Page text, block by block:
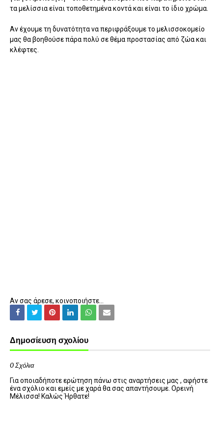
τα μελίσσια είναι τοποθετημένα κοντά και είναι το ίδιο χρώμα.
Αν έχουμε τη δυνατότητα να περιφράξουμε το μελισσοκομείο
μας θα βοηθούσε πάρα πολύ σε θέμα προστασίας από ζώα και
κλέφτες.
Αν σας άρεσε, κοινοποιήστε...
Δημοσίευση σχολίου
0 Σχόλια
Για οποιαδήποτε ερώτηση πάνω στις αναρτήσεις μας , αφήστε
ένα σχόλιο και εμείς με χαρά θα σας απαντήσουμε. Ορεινή
Μέλισσα! Καλώς Ήρθατε!